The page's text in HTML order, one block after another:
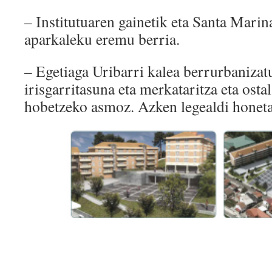
– Institutuaren gainetik eta Santa
aparkaleku eremu berria.
– Egetiaga Uribarri kalea
irisgarritasuna eta merkataritza eta
hobetzeko asmoz. Azken legealdi